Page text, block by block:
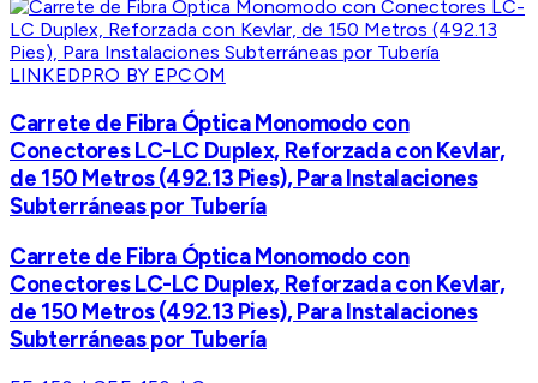
LINKEDPRO BY EPCOM
Carrete de Fibra Óptica Monomodo con
Conectores LC-LC Duplex, Reforzada con Kevlar,
de 150 Metros (492.13 Pies), Para Instalaciones
Subterráneas por Tubería
Carrete de Fibra Óptica Monomodo con
Conectores LC-LC Duplex, Reforzada con Kevlar,
de 150 Metros (492.13 Pies), Para Instalaciones
Subterráneas por Tubería